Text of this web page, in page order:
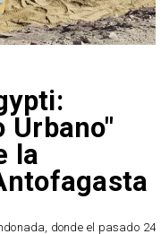
Urbano"
la
donde el pasado 24